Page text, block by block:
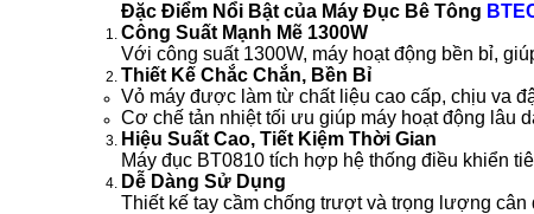
Đặc Điểm Nổi Bật của Máy Đục Bê Tông
Công Suất Mạnh Mẽ 1300W
Với công suất 1300W, máy hoạt động bền bỉ,
Thiết Kế Chắc Chắn, Bền Bỉ
Vỏ máy được làm từ chất liệu cao cấp, chịu va
Cơ chế tản nhiệt tối ưu giúp máy hoạt động lâu
Hiệu Suất Cao, Tiết Kiệm Thời Gian
Máy đục BT0810 tích hợp hệ thống điều khiển
Dễ Dàng Sử Dụng
Thiết kế tay cầm chống trượt và trọng lượng